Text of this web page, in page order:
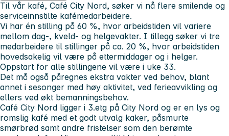
Til vår kafé, Café City Nord, søker vi nå flere smilende og
serviceinnstilte kafémedarbeidere.
Vi har én stilling på 60 %, hvor arbeidstiden vil variere
mellom dag-, kveld- og helgevakter. I tillegg søker vi tre
medarbeidere til stillinger på ca. 20 %, hvor arbeidstiden
hovedsakelig vil være på ettermiddager og i helger.
Oppstart for alle stillingene vil være i uke 33.
Det må også påregnes ekstra vakter ved behov, blant
annet i sesonger med høy aktivitet, ved ferieavvikling og
ellers ved økt bemanningsbehov.
Café City Nord ligger i 3.etg på City Nord og er en lys og
romslig kafé med et godt utvalg kaker, påsmurte
smørbrød samt andre fristelser som den berømte